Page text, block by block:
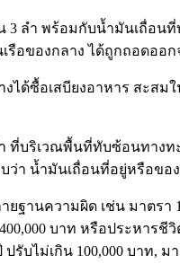
3 ลำ พร้อมกับน้ำมันเถื่อ
เรือของกลาง ได้ถูกถอด
ด้ซื้อเสบียงอาหาร สะส
ที่บริเวณพื้นที่ทับซ้อนทาง
ว่า น้ำมันเถื่อนที่อยู่หรือข
นความผิด เช่น มาตรา
บาท หรือประหาร
รับไม่เกิน 100,000 บาท,